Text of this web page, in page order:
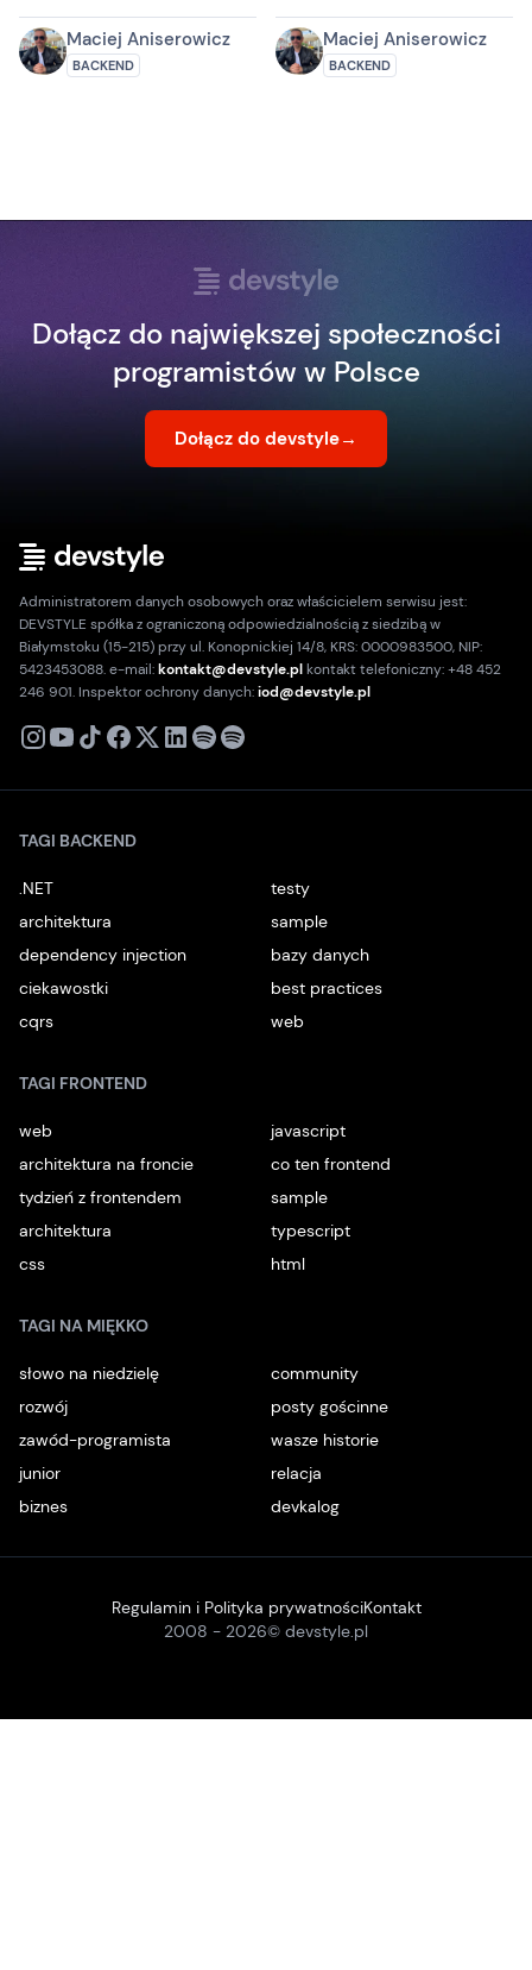
najbardziej!
Maciej Aniserowicz
BACKEND
Jakubem Pilimonem
Maciej Aniserowicz
BACKEND
Dołącz do największej społeczności
programistów w Polsce
Dołącz do devstyle→
Administratorem danych osobowych oraz właścicielem serwisu jest:
DEVSTYLE spółka z ograniczoną odpowiedzialnością z siedzibą w
Białymstoku (15-215) przy ul. Konopnickiej 14/8, KRS: 0000983500, NIP:
5423453088. e-mail:kontakt@devstyle.plkontakt telefoniczny: +48 452
246 901. Inspektor ochrony danych:iod@devstyle.pl
X
TAGI BACKEND
.NET
testy
architektura
sample
dependency injection
bazy danych
ciekawostki
best practices
cqrs
web
TAGI FRONTEND
web
javascript
architektura na froncie
co ten frontend
tydzień z frontendem
sample
architektura
typescript
css
html
TAGI NA MIĘKKO
słowo na niedzielę
community
rozwój
posty gościnne
zawód-programista
wasze historie
junior
relacja
biznes
devkalog
2008 - 2026© devstyle.pl
Regulamin i Polityka prywatnościKontakt